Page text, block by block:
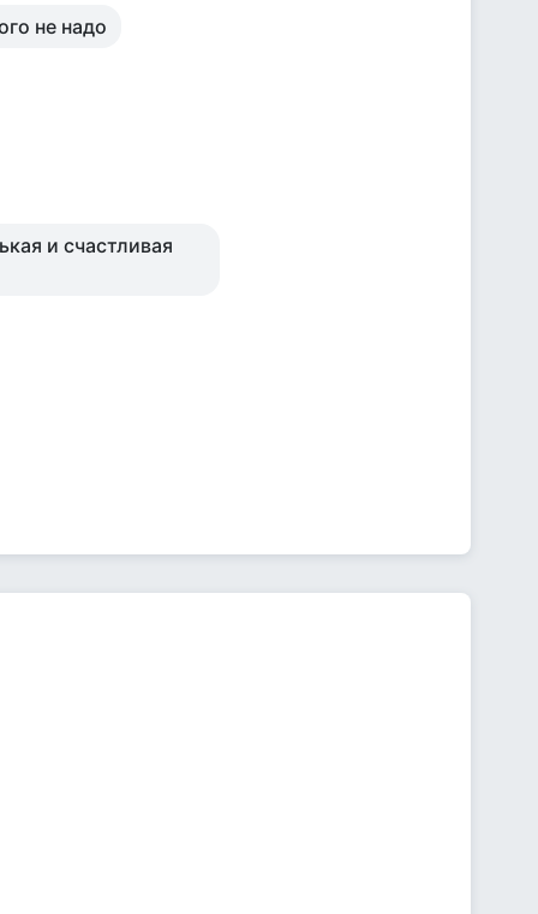
не надо
и счастливая